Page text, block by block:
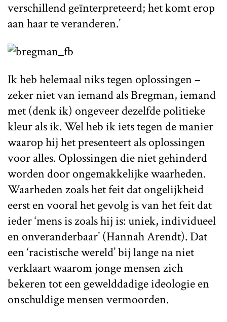
verschillend geïnterpreteerd; het komt erop
aan haar te veranderen.’
Ik heb helemaal niks tegen oplossingen –
zeker niet van iemand als Bregman, iemand
met (denk ik) ongeveer dezelfde politieke
kleur als ik. Wel heb ik iets tegen de manier
waarop hij het presenteert als oplossingen
voor alles. Oplossingen die niet gehinderd
worden door ongemakkelijke waarheden.
Waarheden zoals het feit dat ongelijkheid
eerst en vooral het gevolg is van het feit dat
ieder ‘mens is zoals hij is: uniek, individueel
en onveranderbaar’ (Hannah Arendt). Dat
een ‘racistische wereld’ bij lange na niet
verklaart waarom jonge mensen zich
bekeren tot een gewelddadige ideologie en
onschuldige mensen vermoorden.